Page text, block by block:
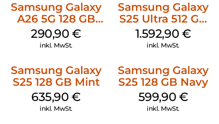
Samsung Galaxy
A26 5G 128 GB
Mint
290,90€
inkl. MwSt.
Samsung Galaxy
S25 Ultra 512 GB
Titanium
Whitesilver
1.592,90 €
inkl. MwSt.
Samsung Galaxy
S25 128 GB Mint
635,90€
inkl. MwSt.
Samsung Galaxy
S25 128 GB Navy
599,90 €
inkl. MwSt.